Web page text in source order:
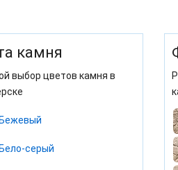
камня
выбор цветов камня в
Бежевый
Бело-серый